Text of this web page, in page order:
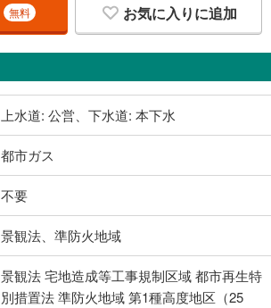
無料 お気に入りに追加
上水道: 公営、下水道: 本下水
都市ガス
不要
景観法、準防火地域
景観法 宅地造成等工事規制区域 都市再生特
別措置法 準防火地域 第1種高度地区（25